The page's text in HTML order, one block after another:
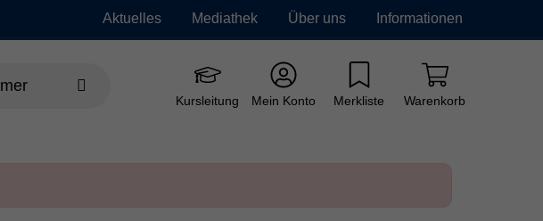
Aktuelles Mediathek Über uns Informationen
Kursleitung Mein Konto Merkliste Warenkorb
Grundbildung Neue Kurse